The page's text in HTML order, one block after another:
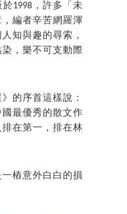
1998，許多「未
編者辛苦網羅渾
知與趣的尋索，
，樂不可支動際
的序首這樣說：
國最優秀的散文作
在第一，排在林
樁意外白白的損